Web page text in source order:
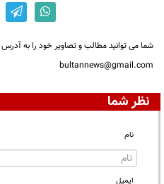
شما می توانید مطالب و تصاویر خود را به آدرس
bultannews@gmail.com
نظر شما
نام
ایمیل